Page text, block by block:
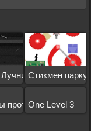
4
Стикмен
против Зомби
One Level 3